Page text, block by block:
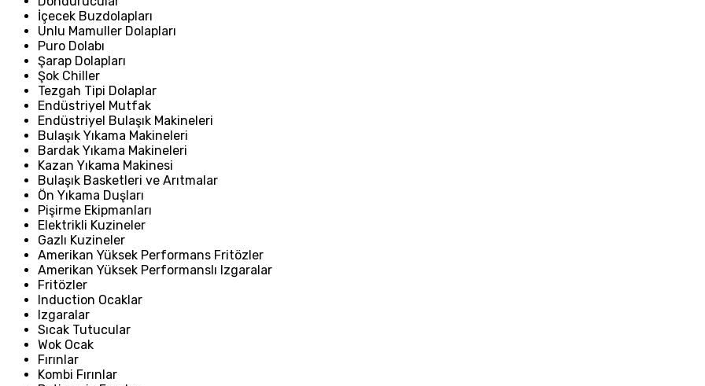
İçecek Buzdolapları
Unlu Mamuller Dolapları
Puro Dolabı
Şarap Dolapları
Şok Chiller
Tezgah Tipi Dolaplar
Endüstriyel Mutfak
Endüstriyel Bulaşık Makineleri
Bulaşık Yıkama Makineleri
Bardak Yıkama Makineleri
Kazan Yıkama Makinesi
Bulaşık Basketleri ve Arıtmalar
Ön Yıkama Duşları
Pişirme Ekipmanları
Elektrikli Kuzineler
Gazlı Kuzineler
Amerikan Yüksek Performans Fritözler
Amerikan Yüksek Performanslı Izgaralar
Fritözler
Induction Ocaklar
Izgaralar
Sıcak Tutucular
Wok Ocak
Fırınlar
Kombi Fırınlar